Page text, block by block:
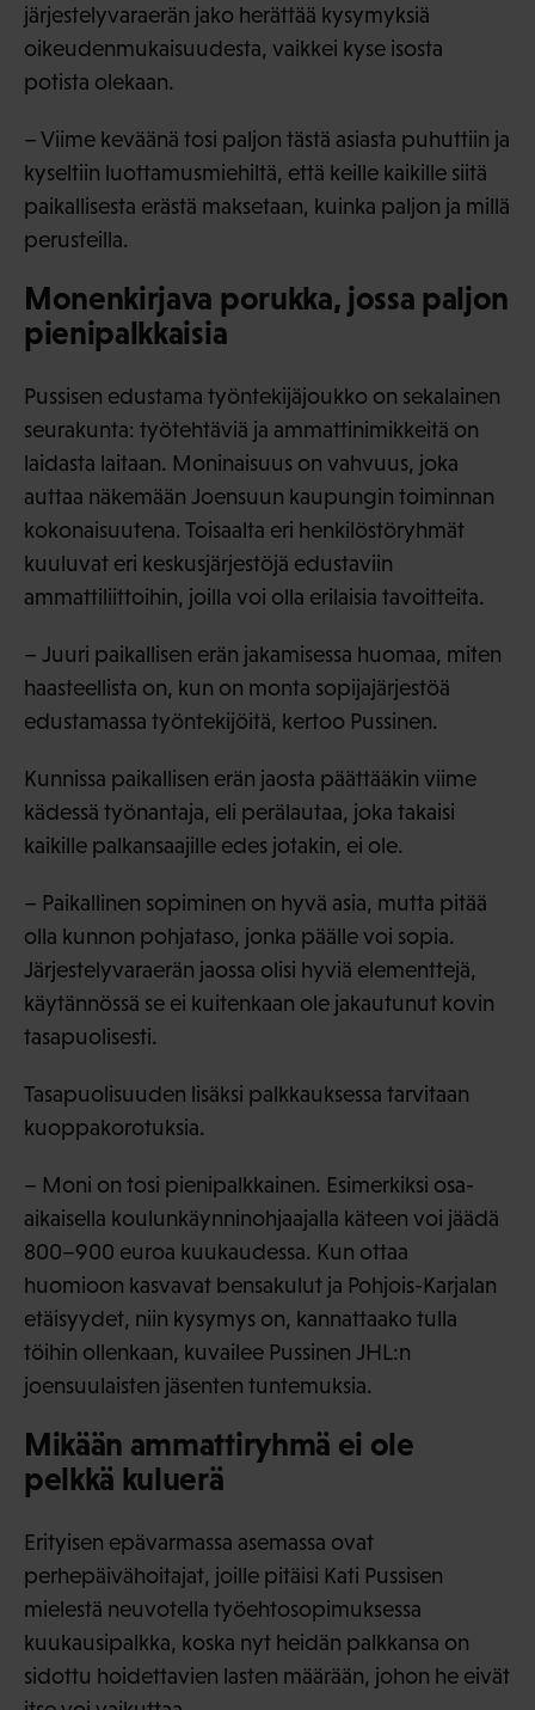
järjestelyvaraerän jako herättää kysymyksiä
oikeudenmukaisuudesta, vaikkei kyse isosta
potista olekaan.
– Viime keväänä tosi paljon tästä asiasta puhuttiin ja
kyseltiin luottamusmiehiltä, että keille kaikille siitä
paikallisesta erästä maksetaan, kuinka paljon ja millä
perusteilla.
Monenkirjava porukka, jossa paljon
pienipalkkaisia
Pussisen edustama työntekijäjoukko on sekalainen
seurakunta: työtehtäviä ja ammattinimikkeitä on
laidasta laitaan. Moninaisuus on vahvuus, joka
auttaa näkemään Joensuun kaupungin toiminnan
kokonaisuutena. Toisaalta eri henkilöstöryhmät
kuuluvat eri keskusjärjestöjä edustaviin
ammattiliittoihin, joilla voi olla erilaisia tavoitteita.
– Juuri paikallisen erän jakamisessa huomaa, miten
haasteellista on, kun on monta sopijajärjestöä
edustamassa työntekijöitä, kertoo Pussinen.
Kunnissa paikallisen erän jaosta päättääkin viime
kädessä työnantaja, eli perälautaa, joka takaisi
kaikille palkansaajille edes jotakin, ei ole.
– Paikallinen sopiminen on hyvä asia, mutta pitää
olla kunnon pohjataso, jonka päälle voi sopia.
Järjestelyvaraerän jaossa olisi hyviä elementtejä,
käytännössä se ei kuitenkaan ole jakautunut kovin
tasapuolisesti.
Tasapuolisuuden lisäksi palkkauksessa tarvitaan
kuoppakorotuksia.
– Moni on tosi pienipalkkainen. Esimerkiksi osa-
aikaisella koulunkäynninohjaajalla käteen voi jäädä
800–900 euroa kuukaudessa. Kun ottaa
huomioon kasvavat bensakulut ja Pohjois-Karjalan
etäisyydet, niin kysymys on, kannattaako tulla
töihin ollenkaan, kuvailee Pussinen JHL:n
joensuulaisten jäsenten tuntemuksia.
Mikään ammattiryhmä ei ole
pelkkä kuluerä
Erityisen epävarmassa asemassa ovat
perhepäivähoitajat, joille pitäisi Kati Pussisen
mielestä neuvotella työehtosopimuksessa
kuukausipalkka, koska nyt heidän palkkansa on
sidottu hoidettavien lasten määrään, johon he eivät